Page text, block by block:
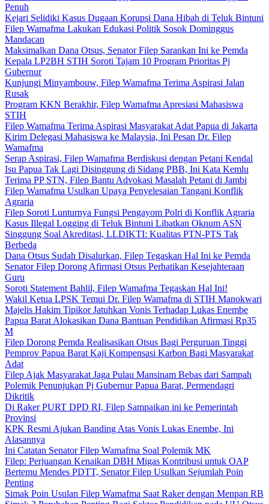
Penuh
Kejari Selidiki Kasus Dugaan Korupsi Dana Hibah di Teluk Bintuni
Filep Wamafma Lakukan Edukasi Politik Sosok Dominggus
Mandacan
Maksimalkan Dana Otsus, Senator Filep Sarankan Ini ke Pemda
Kepala LP2BH STIH Soroti Tajam 10 Program Prioritas Pj
Gubernur
Kunjungi Minyambouw, Filep Wamafma Terima Aspirasi Jalan
Rusak
Program KKN Berakhir, Filep Wamafma Apresiasi Mahasiswa
STIH
Filep Wamafma Terima Aspirasi Masyarakat Adat Papua di Jakarta
Kirim Delegasi Mahasiswa ke Malaysia, Ini Pesan Dr. Filep
Wamafma
Serap Aspirasi, Filep Wamafma Berdiskusi dengan Petani Kendal
Isu Papua Tak Lagi Disinggung di Sidang PBB, Ini Kata Kemlu
Terima PP STN, Filep Bantu Advokasi Masalah Petani di Jambi
Filep Wamafma Usulkan Upaya Penyelesaian Tangani Konflik
Agraria
Filep Soroti Lunturnya Fungsi Pengayom Polri di Konflik Agraria
Kasus Illegal Logging di Teluk Bintuni Libatkan Oknum ASN
Singgung Soal Akreditasi, LLDIKTI: Kualitas PTN-PTS Tak
Berbeda
Dana Otsus Sudah Disalurkan, Filep Tegaskan Hal Ini ke Pemda
Senator Filep Dorong Afirmasi Otsus Perhatikan Kesejahteraan
Guru
Soroti Statement Bahlil, Filep Wamafma Tegaskan Hal Ini!
Wakil Ketua LPSK Temui Dr. Filep Wamafma di STIH Manokwari
Majelis Hakim Tipikor Jatuhkan Vonis Terhadap Lukas Enembe
Papua Barat Alokasikan Dana Bantuan Pendidikan Afirmasi Rp35
M
Filep Dorong Pemda Realisasikan Otsus Bagi Perguruan Tinggi
Pemprov Papua Barat Kaji Kompensasi Karbon Bagi Masyarakat
Adat
Filep Ajak Masyarakat Jaga Pulau Mansinam Bebas dari Sampah
Polemik Penunjukan Pj Gubernur Papua Barat, Permendagri
Dikritik
Di Raker PURT DPD RI, Filep Sampaikan ini ke Pemerintah
Provinsi
KPK Resmi Ajukan Banding Atas Vonis Lukas Enembe, Ini
Alasannya
Ini Catatan Senator Filep Wamafma Soal Polemik MK
Filep: Perjuangan Kenaikan DBH Migas Kontribusi untuk OAP
Bertemu Mendes PDTT, Senator Filep Usulkan Sejumlah Poin
Penting
Simak Poin Usulan Filep Wamafma Saat Raker dengan Menpan RB